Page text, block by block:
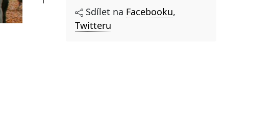
Sdílet na Facebooku,
Twitteru